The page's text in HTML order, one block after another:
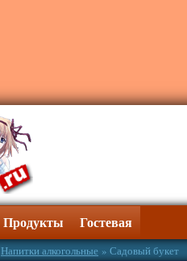
Продукты Гостевая
Напитки алкогольные » Садовый букет